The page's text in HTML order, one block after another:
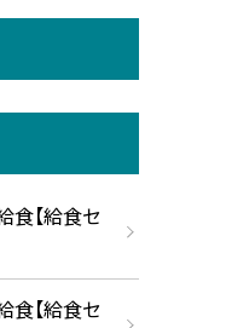
【給食セ
【給食セ